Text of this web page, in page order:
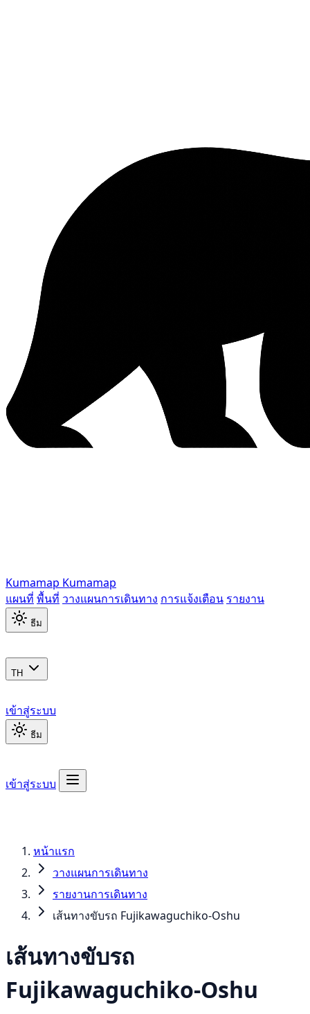
Kumamap Kumamap
แผนที่ พื้นที่ วางแผนการเดินทาง การแจ้งเตือน รายงาน
ธีม
TH
เข้าสู่ระบบ
ธีม
เข้าสู่ระบบ
หน้าแรก
วางแผนการเดินทาง
รายงานการเดินทาง
เส้นทางขับรถ Fujikawaguchiko-Oshu
เส้นทางขับรถ
Fujikawaguchiko-Oshu